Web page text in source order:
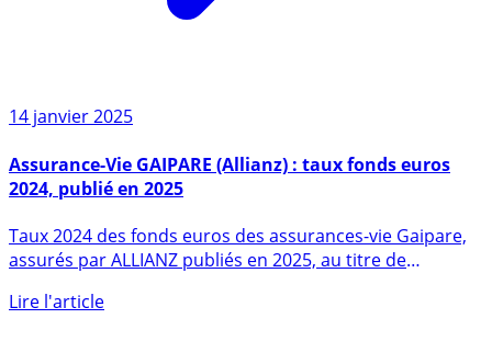
14 janvier 2025
Assurance-Vie GAIPARE (Allianz) : taux fonds euros
2024, publié en 2025
assurés par ALLIANZ publiés en 2025, au titre de